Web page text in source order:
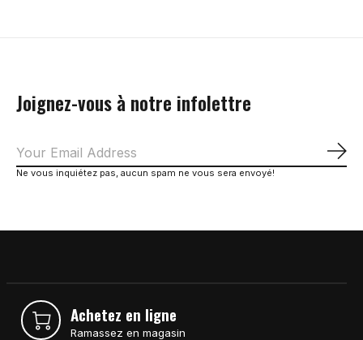
Joignez-vous à notre infolettre
Ne vous inquiétez pas, aucun spam ne vous sera envoyé!
Achetez en ligne
Ramassez en magasin